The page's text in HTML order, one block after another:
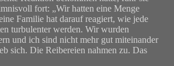
fort: „Wir hatten eine Menge
Familie hat darauf reagiert, wie jede
turbulenter werden. Wir wurden
und ich sind nicht mehr gut miteinander
sich. Die Reibereien nahmen zu. Das